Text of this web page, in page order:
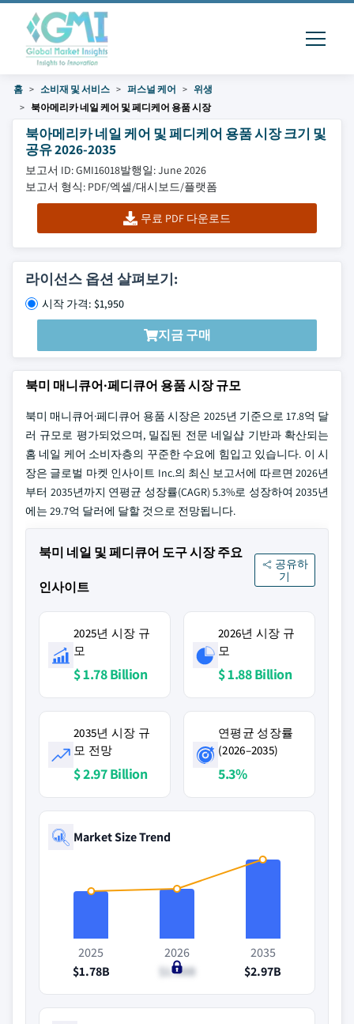
홈 소비재 및 서비스 퍼스널 케어
위생
북아메리카 네일 케어 및 페디케어 용품 시장
북아메리카 네일 케어 및 페디케어 용품 시장 크기 및
공유 2026-2035
보고서 ID: GMI16018발행일: June 2026
보고서 형식: PDF/엑셀/대시보드/플랫폼
무료 PDF 다운로드
라이선스 옵션 살펴보기:
시작 가격: $1,950
지금 구매
북미 매니큐어·페디큐어 용품 시장 규모
북미 매니큐어·페디큐어 용품 시장은 2025년 기준으로 17.8억 달
러 규모로 평가되었으며, 밀집된 전문 네일샵 기반과 확산되는
홈 네일 케어 소비자층의 꾸준한 수요에 힘입고 있습니다. 이 시
장은 글로벌 마켓 인사이트 Inc.의 최신 보고서에 따르면 2026년
부터 2035년까지 연평균 성장률(CAGR) 5.3%로 성장하여 2035년
에는 29.7억 달러에 달할 것으로 전망됩니다.
북미 네일 및 페디큐어 도구 시장 주요
인사이트
공유하
기
2025년 시장 규
모
$ 1.78 Billion
2026년 시장 규
모
$ 1.88 Billion
2035년 시장 규
모 전망
$ 2.97 Billion
연평균 성장률
(2026–2035)
5.3%
Market Size Trend
2025
$1.78B
2026
$1.88B
2035
$2.97B